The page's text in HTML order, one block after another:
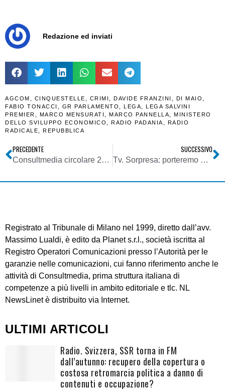
Redazione ed inviati
AGCOM CINQUESTELLE CRIMI DAVIDE FRANZINI DI MAIO
FABIO TONACCI
GR PARLAMENTO LEGA
LEGA SALVINI
PREMIER
MARCO MENSURATI MARCO PANNELLA
MINISTERO
DELLO SVILUPPO ECONOMICO
RADIO PADANIA
RADIO
RADICALE
REPUBBLICA
PRECEDENTE
Consultmedia circolare 23042019 delibere Agcom 128-19-CONS e 129-19-CONS criteri conversione diritti uso frequenze DTT nazionali in capacità trasmissiva
SUCCESSIVO
Tv. Sorpresa: porteremo gli LCN del DTT sulle smart tv. L’esperienza (positiva) della Romania con Telekom che lista i canali con LCN a tre cifre speculari a quelli via etere
Registrato al Tribunale di Milano nel 1999, diretto dall’avv.
Massimo Lualdi, è edito da Planet s.r.l., società iscritta al
Registro Operatori Comunicazioni presso l’Autorità per le
garanzie nelle comunicazioni, cui fanno riferimento anche le
attività di Consultmedia, prima struttura italiana di
competenze a più livelli in ambito editoriale e tlc. NL
NewsLinet è distribuito via Internet.
ULTIMI ARTICOLI
Radio. Svizzera, SSR torna in FM
dall’autunno: recupero della copertura o
costosa retromarcia politica a danno di
contenuti e occupazione?